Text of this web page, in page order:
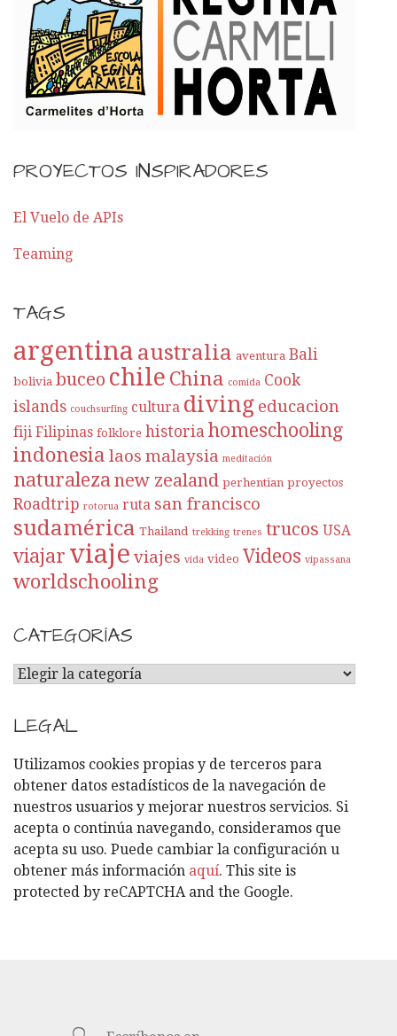
PROYECTOS INSPIRADORES
El Vuelo de APIs
Teaming
TAGS
argentina australia aventura Bali
bolivia buceo chile China comida Cook
islands couchsurfing cultura diving educacion
fiji Filipinas folklore historia homeschooling
indonesia laos malaysia meditación
naturalezanew zealand perhentian proyectos
Roadtrip rotorua ruta san francisco
sudamérica Thailand trekking trenes trucos USA
viajar viaje viajes vida video Videos vipassana
worldschooling
CATEGORÍAS
C
T
E
G
O
R
Í
A
S
LEGAL
Utilizamos cookies propias y de terceros para
obtener datos estadísticos de la navegación de
nuestros usuarios y mejorar nuestros servicios. Si
acepta o continúa navegando, consideramos que
acepta su uso. Puede cambiar la configuración u
obtener más información aquí. This site is
protected by reCAPTCHA and the Google.